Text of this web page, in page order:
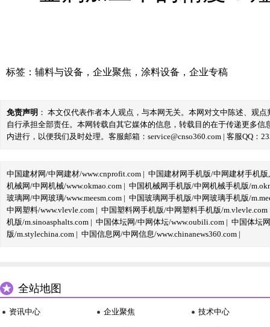
标签： 辅料与设备 ， 企业聚焦 ， 涂料设备 ， 企业专稿
免责声明 ： 本文仅代表作者本人观点，与本网无关。本网对文中陈述、观
自行承担全部责任。本网转载自其它媒体的信息，转载目的在于传递更多
内进行，以便我们及时处理。客服邮箱：service@cnso360.com | 客服QQ：
中国建材网/中网建材/www.cnprofit.com | 中国建材网手机版/中网建材手机版
机械网/中网机械/www.okmao.com | 中国机械网手机版/中网机械手机版/
玻璃网/中网玻璃/www.meesm.com | 中国玻璃网手机版/中网玻璃手机版/
中网塑料/www.vlevle.com | 中国塑料网手机版/中网塑料手机版/m.vlevle.com
机版/m.sinoasphalts.com | 中国体坛网/中网体坛/www.oubili.com | 中国体坛
版/m.stylechina.com | 中国信息网/中网信息/www.chinanews360.com |
全站地图
资讯中心 企业聚焦 技术中心